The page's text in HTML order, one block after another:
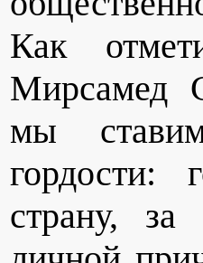
Как
Мирсамед
мы
гордости:
страну, за